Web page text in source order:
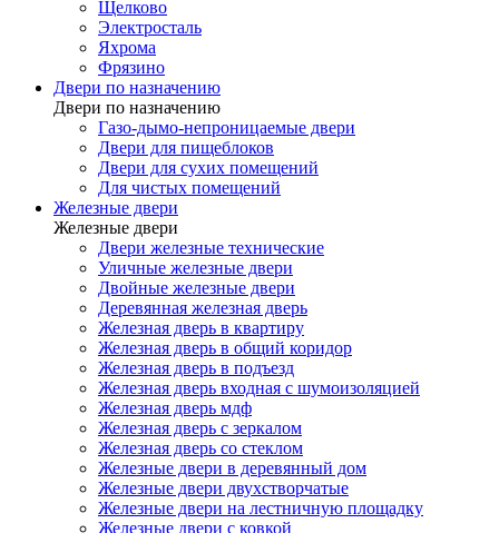
Щелково
Электросталь
Яхрома
Фрязино
Двери по назначению
Двери по назначению
Газо-дымо-непроницаемые двери
Двери для пищеблоков
Двери для сухих помещений
Для чистых помещений
Железные двери
Железные двери
Двери железные технические
Уличные железные двери
Двойные железные двери
Деревянная железная дверь
Железная дверь в квартиру
Железная дверь в общий коридор
Железная дверь в подъезд
Железная дверь входная с шумоизоляцией
Железная дверь мдф
Железная дверь с зеркалом
Железная дверь со стеклом
Железные двери в деревянный дом
Железные двери двухстворчатые
Железные двери на лестничную площадку
Железные двери с ковкой